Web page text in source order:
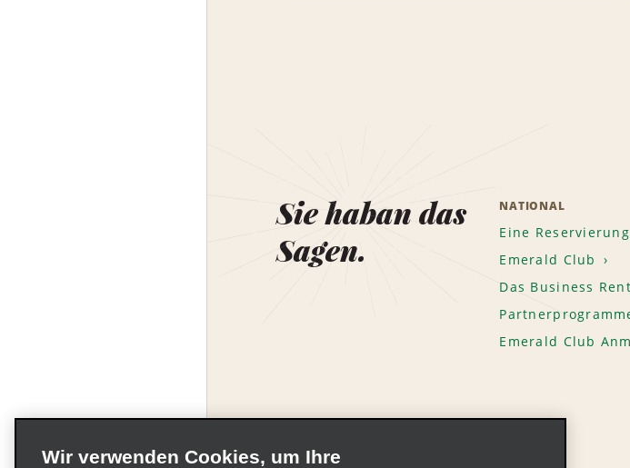
Sie haban das
Sagen.
NATIONAL
Eine
Emerald Club
Das Business
Emerald Club
Wir verwenden Cookies, um Ihre